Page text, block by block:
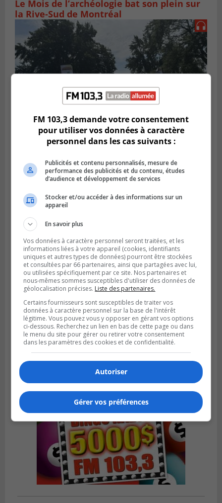
Le Mois de l’archéologie bat son plein sur
la Rive-Sud de Montréal
SAINT-HUBERT
L’arrivée du marché saisonnier à Saint-
Hubert
SAINT-BRUNO-DE-MONTARVILLE
Publié le 2 août 2026 à 08h06
La Fête des parcs est de retour à Saint-
Bruno
FM 103,3 demande votre consentement
pour utiliser vos données à caractère
personnel dans les cas suivants :
Publicités et contenu personnalisés, mesure de
performance des publicités et du contenu, études
d’audience et développement de services
Stocker et/ou accéder à des informations sur un
appareil
En savoir plus
Vos données à caractère personnel seront traitées, et les
informations liées à votre appareil (cookies, identifiants
uniques et autres types de données) pourront être stockées
et consultées par 66 partenaires, ainsi que partagées avec lui,
ou utilisées spécifiquement par ce site. Nos partenaires et
nous-mêmes sommes susceptibles d'utiliser des données de
géolocalisation précises. Liste des partenaires.
Certains fournisseurs sont susceptibles de traiter vos
données à caractère personnel sur la base de l'intérêt
légitime. Vous pouvez vous y opposer en gérant vos options
ci-dessous. Recherchez un lien en bas de cette page ou dans
le menu du site pour gérer ou retirer votre consentement
dans les paramètres des cookies et de confidentialité.
Autoriser
Gérer vos préférences